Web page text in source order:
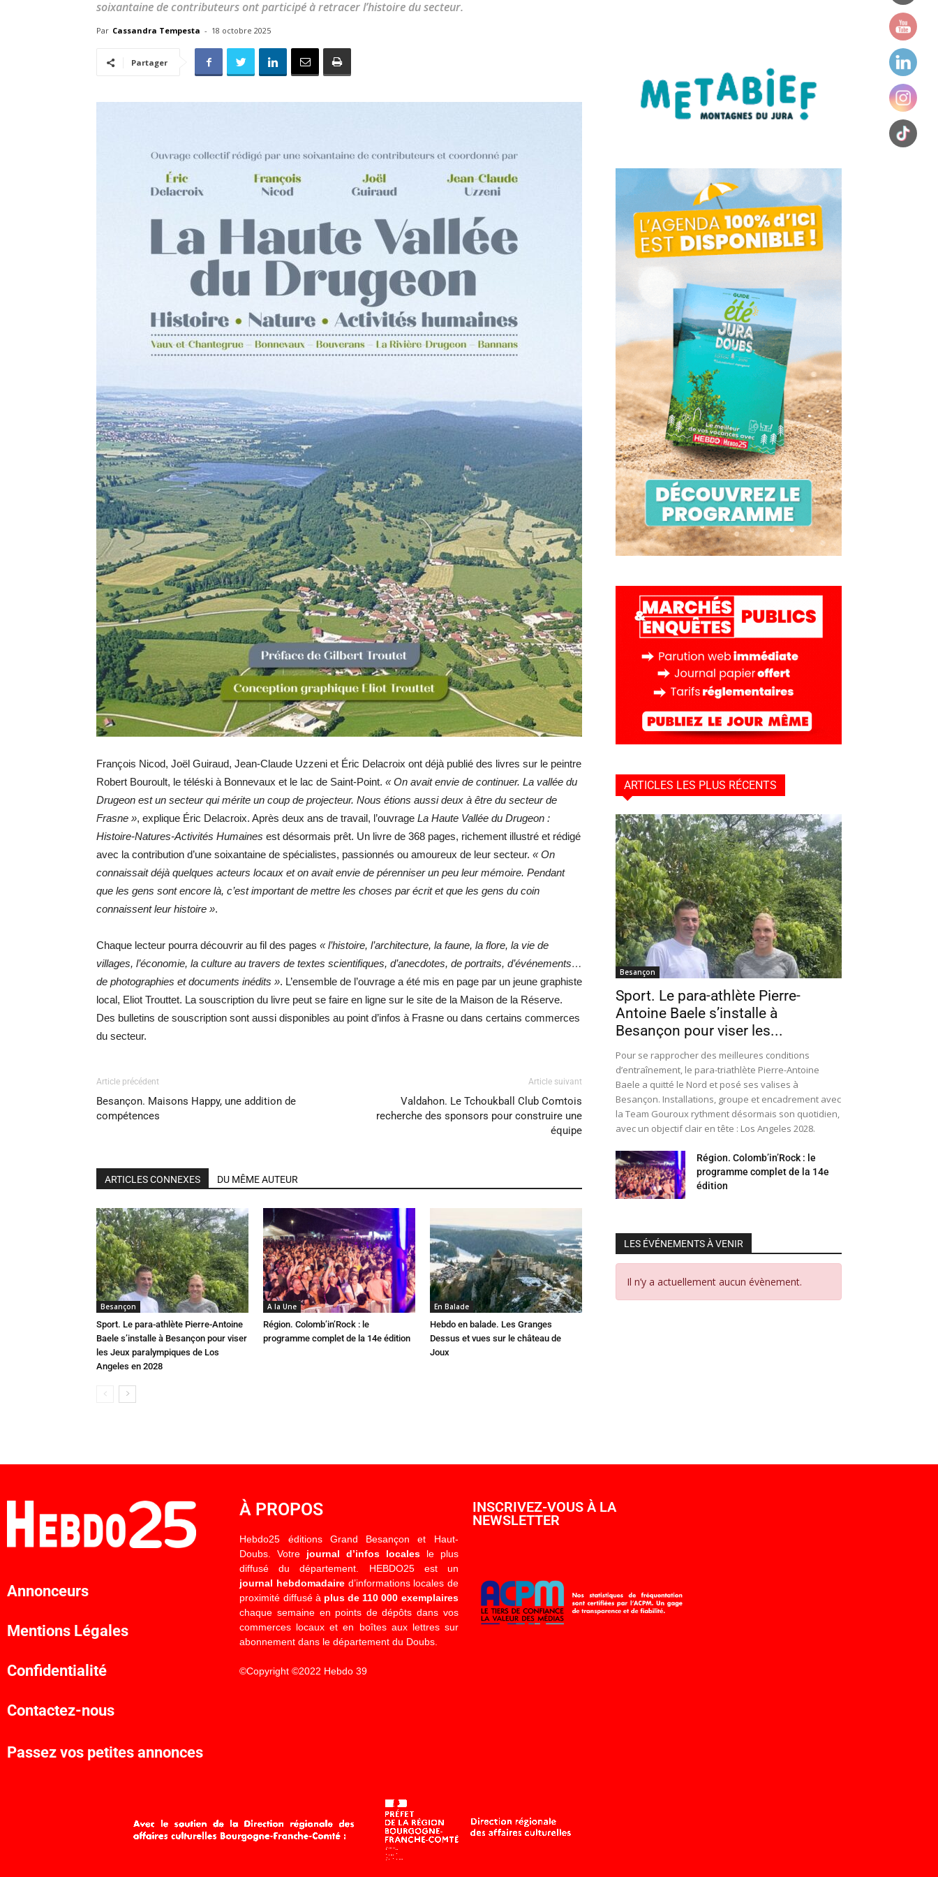
locale
soixantaine de contributeurs ont participé à retracer l’histoire du secteur.
Par Cassandra Tempesta - 18 octobre 2025
Partager
François Nicod, Joël Guiraud, Jean-Claude Uzzeni et Éric Delacroix ont déjà publié des livres sur le peintre
Robert Bouroult, le téléski à Bonnevaux et le lac de Saint-Point. « On avait envie de continuer. La vallée du
Drugeon est un secteur qui mérite un coup de projecteur. Nous étions aussi deux à être du secteur de
Frasne », explique Éric Delacroix. Après deux ans de travail, l’ouvrage La Haute Vallée du Drugeon :
Histoire-Natures-Activités Humaines est désormais prêt. Un livre de 368 pages, richement illustré et rédigé
avec la contribution d’une soixantaine de spécialistes, passionnés ou amoureux de leur secteur. « On
connaissait déjà quelques acteurs locaux et on avait envie de pérenniser un peu leur mémoire. Pendant
que les gens sont encore là, c’est important de mettre les choses par écrit et que les gens du coin
connaissent leur histoire ».
Chaque lecteur pourra découvrir au fil des pages « l’histoire, l’architecture, la faune, la flore, la vie de
villages, l’économie, la culture au travers de textes scientifiques, d’anecdotes, de portraits, d’événements…
de photographies et documents inédits ». L’ensemble de l’ouvrage a été mis en page par un jeune graphiste
local, Eliot Trouttet. La souscription du livre peut se faire en ligne sur le site de la Maison de la Réserve.
Des bulletins de souscription sont aussi disponibles au point d’infos à Frasne ou dans certains commerces
du secteur.
Article précédent
Besançon. Maisons Happy, une addition de
compétences
Article suivant
Valdahon. Le Tchoukball Club Comtois
recherche des sponsors pour construire une
équipe
ARTICLES CONNEXES DU MÊME AUTEUR
Besançon
Sport. Le para-athlète Pierre-Antoine
Baele s’installe à Besançon pour viser
les Jeux paralympiques de Los
Angeles en 2028
A la Une
Région. Colomb’in’Rock : le
programme complet de la 14e édition
En Balade
Hebdo en balade. Les Granges
Dessus et vues sur le château de
Joux
ARTICLES LES PLUS RÉCENTS
Besançon
Sport. Le para-athlète Pierre-
Antoine Baele s’installe à
Besançon pour viser les...
Pour se rapprocher des meilleures conditions
d’entraînement, le para-triathlète Pierre-Antoine
Baele a quitté le Nord et posé ses valises à
Besançon. Installations, groupe et encadrement avec
la Team Gouroux rythment désormais son quotidien,
avec un objectif clair en tête : Los Angeles 2028.
Région. Colomb’in’Rock : le
programme complet de la 14e
édition
LES ÉVÉNEMENTS À VENIR
Il n’y a actuellement aucun évènement.
Annonceurs
Mentions Légales
Confidentialité
Contactez-nous
Passez vos petites annonces
À PROPOS
Hebdo25 éditions Grand Besançon et Haut-
Doubs. Votre journal d’infos localesle plus
diffusé du département. HEBDO25 est un
journal hebdomadaired’informations locales de
proximité diffusé à plus de 110 000 exemplaires
chaque semaine en points de dépôts dans vos
commerces locaux et en boîtes aux lettres sur
abonnement dans le département du Doubs.
©Copyright ©2022 Hebdo 39
INSCRIVEZ-VOUS À LA
NEWSLETTER